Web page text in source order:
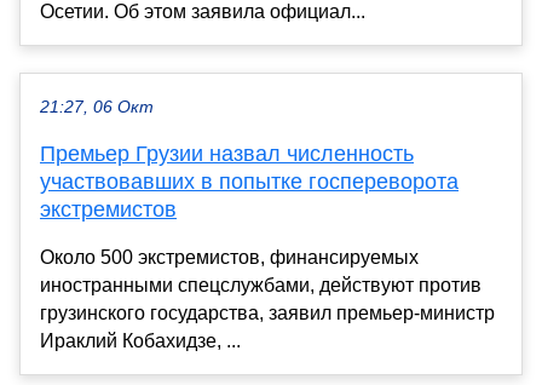
Осетии. Об этом заявила официал...
21:27, 06 Окт
Премьер Грузии назвал численность
участвовавших в попытке госпереворота
экстремистов
Около 500 экстремистов, финансируемых
иностранными спецслужбами, действуют против
грузинского государства, заявил премьер-министр
Ираклий Кобахидзе, ...